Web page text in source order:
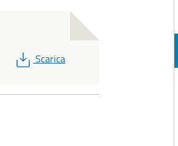
PDF
Scarica